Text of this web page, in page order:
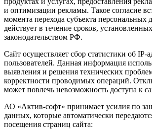
и оптимизации рекламы. Такое согласие
момента перехода субъекта персональных
действует в течение сроков,
законодательством РФ.
Сайт осуществляет сбор статистики об IP-
пользователей. Данная информация
выявления и решения технических
корректности проводимых операций.
может повлечь невозможность доступа к
АО «Актив-софт» принимает усилия по
данных, которые автоматически
посещения страниц сайта: